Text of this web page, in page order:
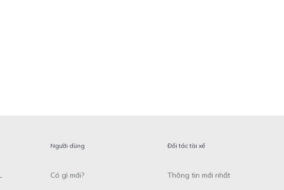
Người dùng
Có gì mới?
Đối tác tài xế
Thông tin mới nhất